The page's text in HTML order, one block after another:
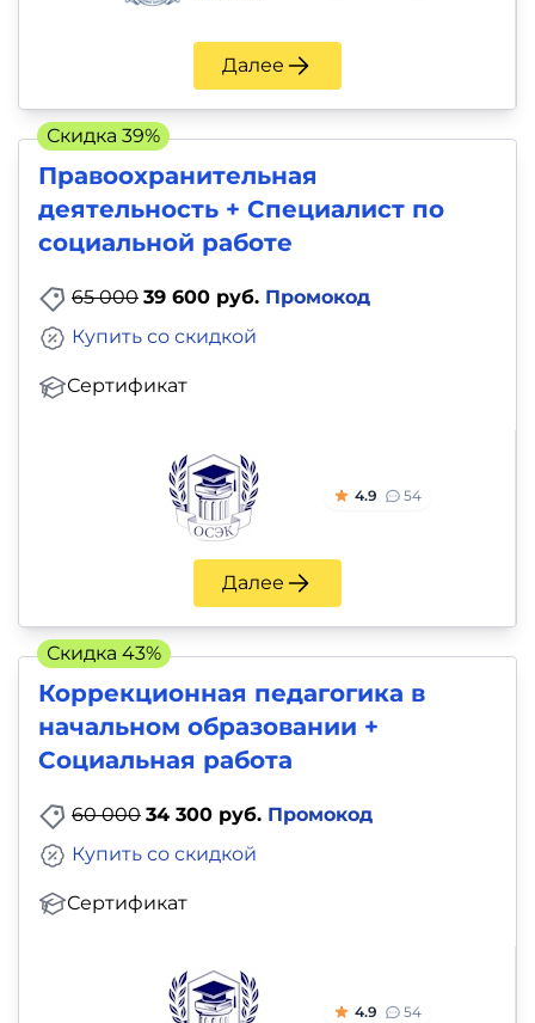
Далее
Правоохранительная
деятельность + Специалист по
социальной работе
65 000 39 600 руб. Промокод
Сертификат
Купить со скидкой
4.9 54
Далее
Скидка 39%
Коррекционная педагогика в
начальном образовании +
Социальная работа
60 000 34 300 руб. Промокод
Сертификат
Купить со скидкой
4.9 54
Скидка 43%